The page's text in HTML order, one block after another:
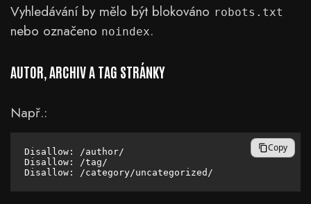
Vyhledávání by mělo být blokováno robots.txt
nebo označeno noindex.
AUTOR, ARCHIV A TAG STRÁNKY
Např.:
Disallow: /author/
Disallow: /tag/
Copy